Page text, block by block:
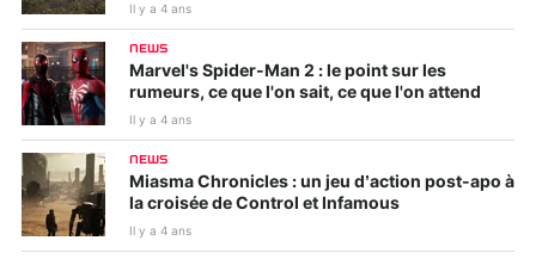
Il y a 4 ans
NEWS
Marvel's Spider-Man 2 : le point sur les
rumeurs, ce que l'on sait, ce que l'on attend
Il y a 4 ans
NEWS
Miasma Chronicles : un jeu d’action post-apo à
la croisée de Control et Infamous
Il y a 4 ans